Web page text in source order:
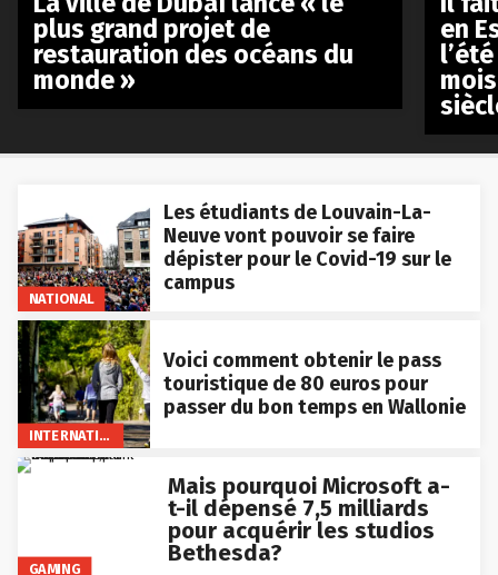
NATIONAL
Les étudiants de Louvain-La-
Neuve vont pouvoir se faire
dépister pour le Covid-19 sur le
campus
INTERNATIONAL
Voici comment obtenir le pass
touristique de 80 euros pour
passer du bon temps en Wallonie
GAMING
Mais pourquoi Microsoft a-
t-il dépensé 7,5 milliards
pour acquérir les studios
Bethesda?
plus grand projet de
restauration des océans du
monde »
en